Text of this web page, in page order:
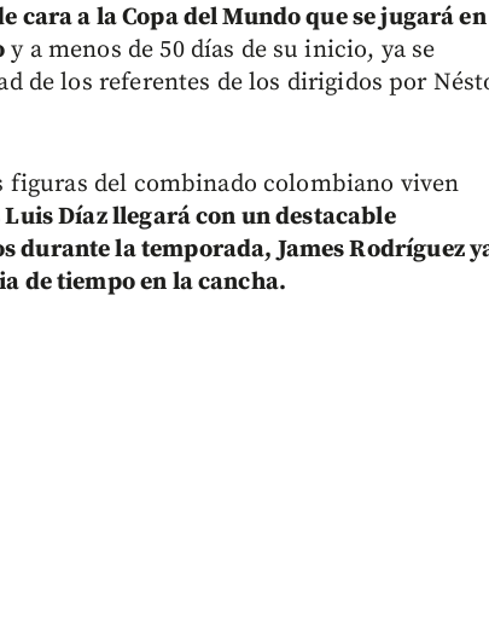
cara a la Copa del Mundo que se jugará en
y a menos de 50 días de su inicio, ya se
de los referentes de los dirigidos por
figuras del combinado colombiano viven
Díaz llegará con un destacable
durante la temporada, James Rodríguez
de tiempo en la cancha.